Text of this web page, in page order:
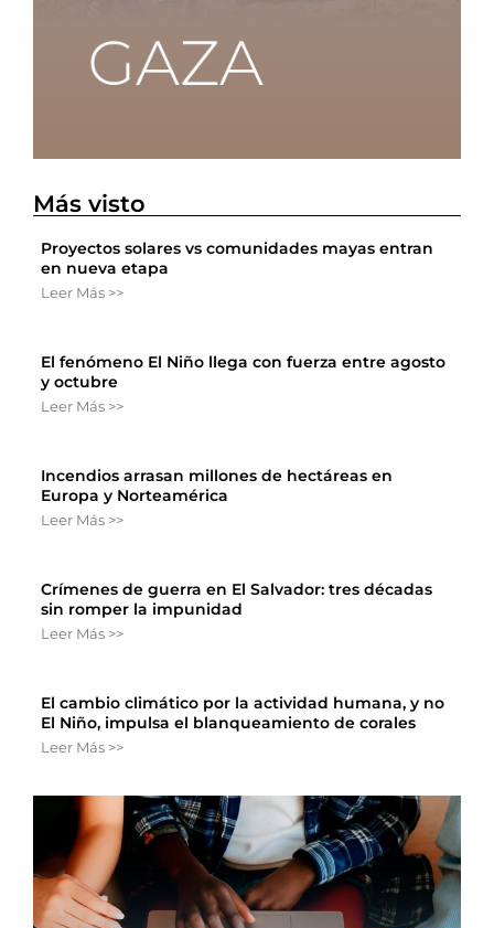
Más visto
Proyectos solares vs comunidades mayas entran
en nueva etapa
Leer Más >>
El fenómeno El Niño llega con fuerza entre agosto
y octubre
Leer Más >>
Incendios arrasan millones de hectáreas en
Europa y Norteamérica
Leer Más >>
Crímenes de guerra en El Salvador: tres décadas
sin romper la impunidad
Leer Más >>
El cambio climático por la actividad humana, y no
El Niño, impulsa el blanqueamiento de corales
Leer Más >>